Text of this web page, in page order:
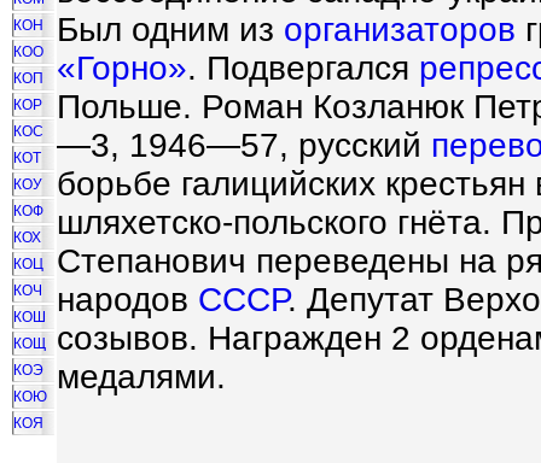
КОН
КОО
КОП
КОР
КОС
КОТ
КОУ
КОФ
КОХ
КОЦ
КОЧ
КОШ
КОЩ
КОЭ
КОЮ
КОЯ
Был одним из организаторов
«Горно». Подвергался
Польше. Роман Козланюк
—3, 1946—57, русский
борьбе галицийских крестьян
шляхетско-польского гнёта.
Степанович переведены на
народов СССР. Депутат
созывов. Награжден 2
медалями.